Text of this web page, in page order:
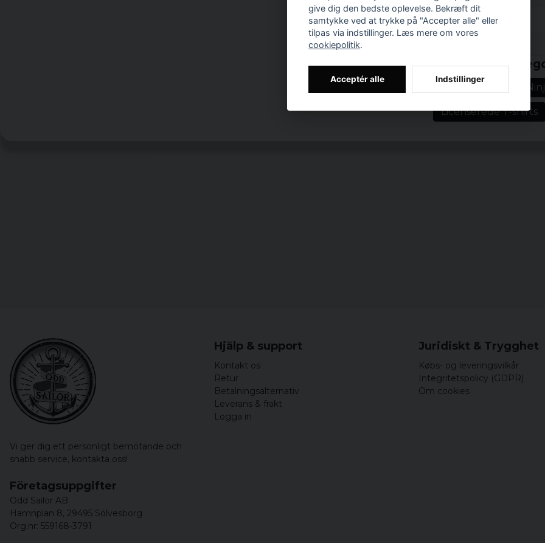
kommentarer og
Så gør som
stolthed. Fordi som
Officielt
Materiale: 100%
Eventuelt
polyester
Relaterede
Teenage Mutant
Licenserede T-shirts
Vi ger dig ett personligt bemötande och
snabb service, kontakta oss!
Hjälp & support
Kontakt os
Retur
Betalningsalternativ
Leverans & frakt
Logga in
Juridiskt & Trygghet
Købs- og leveringsvilkår
Integritetspolicy (GDPR)
Om cookies
Företagsuppgifter
Odd Sailor AB
Hamnplan 8, 29495 Sölvesborg
Org.nr: 559168-3791
give dig den bedste oplevelse. Bekræft dit
samtykke ved at trykke på "Accepter alle" eller
tilpas via indstillinger. Læs mere om vores
cookiepolitik.
Acceptér alle Indstillinger